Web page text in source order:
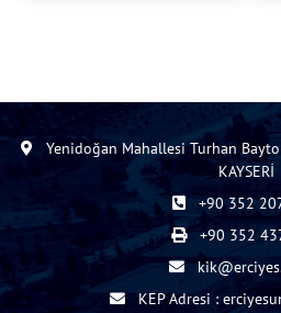
Yenidoğan Mahallesi Turhan
KAYSERİ
+90 352
+90 352
KEP Adresi :